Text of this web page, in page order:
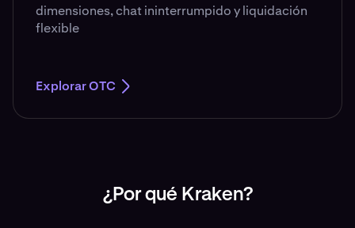
dimensiones, chat ininterrumpido y liquidación
flexible
Explorar OTC
¿Por qué Kraken?